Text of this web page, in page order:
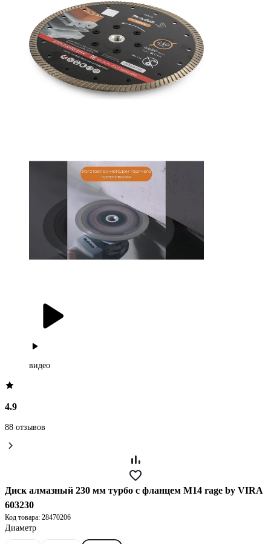
видео
4.9
88 отзывов
Диск алмазный 230 мм турбо с фланцем М14 rage by VIRA
603230
Код товара: 28470206
Диаметр